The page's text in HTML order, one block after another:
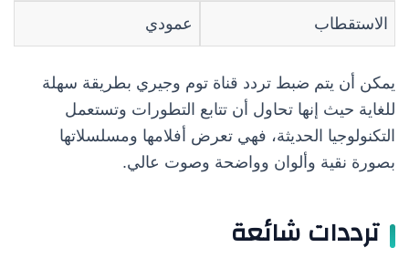
الاستقطاب عمودي
يمكن أن يتم ضبط تردد قناة توم وجيري بطريقة سهلة
للغاية حيث إنها تحاول أن تتابع التطورات وتستعمل
التكنولوجيا الحديثة، فهي تعرض أفلامها ومسلسلاتها
بصورة نقية وألوان وواضحة وصوت عالي.
ترددات شائعة